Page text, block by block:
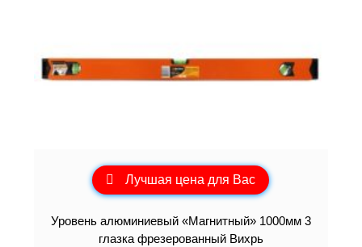
Лучшая цена для Вас
Уровень алюминиевый «Магнитный» 1000мм 3
глазка фрезерованный Вихрь